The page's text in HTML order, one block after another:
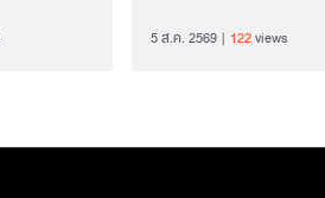
5 ส.ค. 2569 122views